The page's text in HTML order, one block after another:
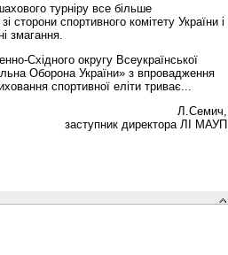
турніру все більше
сторони спортивного комітету України і
змагання.
Східного округу Всеукраїнської
Оборона України» з впровадження
спортивної еліти триває...
Л.Семич,
заступник директора ЛІ МАУП